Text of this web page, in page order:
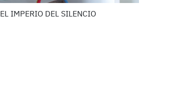
EL IMPERIO DEL SILENCIO